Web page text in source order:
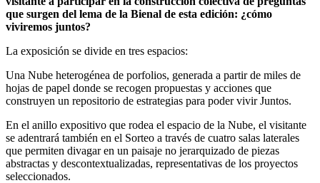
que surgen del lema de la Bienal de esta edición: ¿cómo
viviremos juntos?
La exposición se divide en tres espacios:
Una Nube heterogénea de porfolios, generada a partir de miles de
hojas de papel donde se recogen propuestas y acciones que
construyen un repositorio de estrategias para poder vivir Juntos.
En el anillo expositivo que rodea el espacio de la Nube, el visitante
se adentrará también en el Sorteo a través de cuatro salas laterales
que permiten divagar en un paisaje no jerarquizado de piezas
abstractas y descontextualizadas, representativas de los proyectos
seleccionados.